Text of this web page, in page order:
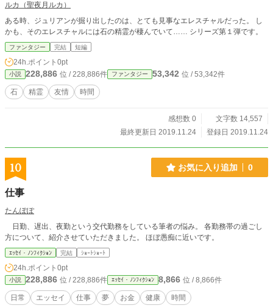
ルカ（聖夜月ルカ）
ある時、ジュリアンが掘り出したのは、とても見事なエレスチャルだった。 し
かも、そのエレスチャルには石の精霊が棲んでいて…… シリーズ第１弾です。
ファンタジー 完結 短編
24h.ポイント 0pt
小説 228,886 位 / 228,886件 ファンタジー 53,342 位 / 53,342件
石 精霊 友情 時間
感想数 0
文字数 14,557
最終更新日 2019.11.24
登録日 2019.11.24
10 お気に入り追加 0
仕事
たんぽぽ
日勤、遅出、夜勤という交代勤務をしている筆者の悩み。 各勤務帯の過ごし
方について、紹介させていただきました。 ほぼ愚痴に近いです。
ｴｯｾｲ・ﾉﾝﾌｨｸｼｮﾝ 完結 ｼｮｰﾄｼｮｰﾄ
24h.ポイント 0pt
小説 228,886 位 / 228,886件 ｴｯｾｲ・ﾉﾝﾌｨｸｼｮﾝ 8,866 位 / 8,866件
日常 エッセイ 仕事 夢 お金 健康 時間